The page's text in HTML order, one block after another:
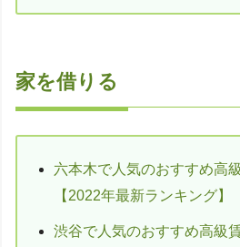
家を借りる
六本木で人気のおすすめ高
【2022年最新ランキング】
渋谷で人気のおすすめ高級